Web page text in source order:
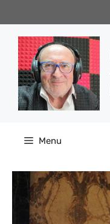
al
contenuto
Menu